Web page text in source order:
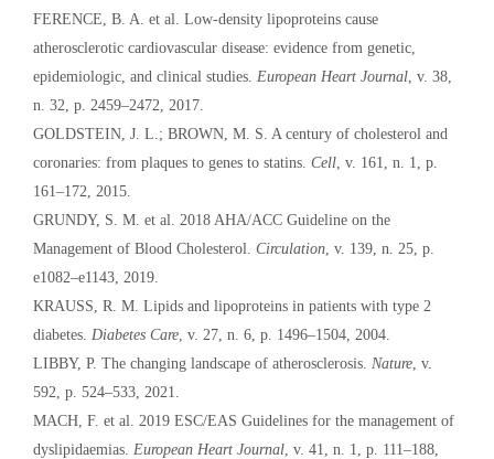
FERENCE, B. A. et al. Low-density lipoproteins cause
atherosclerotic cardiovascular disease: evidence from genetic,
epidemiologic, and clinical studies. European Heart Journal , v. 38,
n. 32, p. 2459–2472, 2017.
GOLDSTEIN, J. L.; BROWN, M. S. A century of cholesterol and
coronaries: from plaques to genes to statins. Cell , v. 161, n. 1, p.
161–172, 2015.
GRUNDY, S. M. et al. 2018 AHA/ACC Guideline on the
Management of Blood Cholesterol. Circulation , v. 139, n. 25, p.
e1082–e1143, 2019.
KRAUSS, R. M. Lipids and lipoproteins in patients with type 2
diabetes. Diabetes Care , v. 27, n. 6, p. 1496–1504, 2004.
LIBBY, P. The changing landscape of atherosclerosis. Nature , v.
592, p. 524–533, 2021.
MACH, F. et al. 2019 ESC/EAS Guidelines for the management of
dyslipidaemias. European Heart Journal , v. 41, n. 1, p. 111–188,